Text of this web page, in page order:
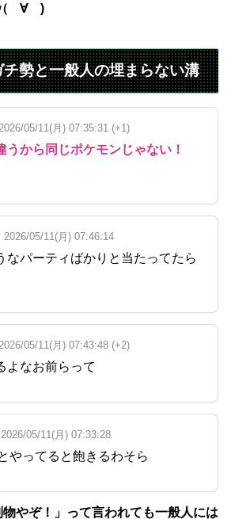
ｗ(゚∀゚)
勢と一般人の埋まらない溝
05/11(月) 07:35:31 (+1)
うから同じポケモンじゃない！
05/11(月) 07:46:14
なパーティばかりと当たってたら
05/11(月) 07:43:48 (+2)
よなお前らって
05/11(月) 07:33:28
やってると飽きるわそら
やぞ！」って言われても一般人には